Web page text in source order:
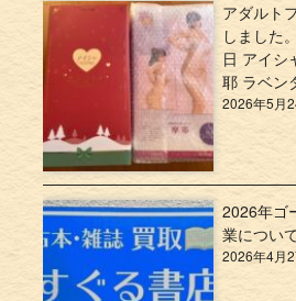
アダルト
しました
日 アイシ
耶 ラベン
2026年5月
2026年ゴ
業につい
2026年4月